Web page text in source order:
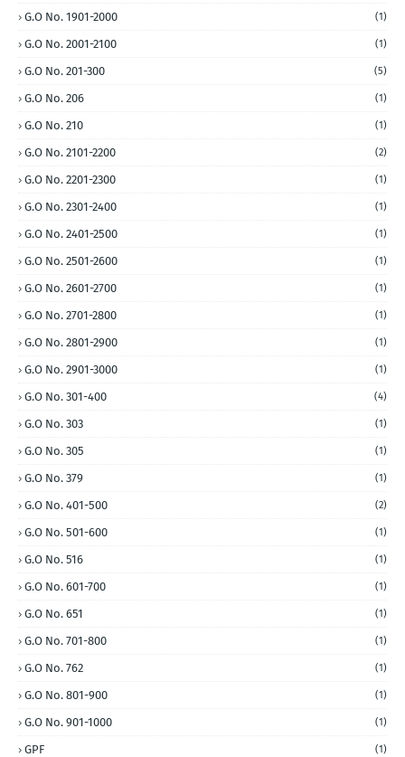
G.O No. 1901-2000 (1)
G.O No. 2001-2100 (1)
G.O No. 201-300 (5)
G.O No. 206 (1)
G.O No. 210 (1)
G.O No. 2101-2200 (2)
G.O No. 2201-2300 (1)
G.O No. 2301-2400 (1)
G.O No. 2401-2500 (1)
G.O No. 2501-2600 (1)
G.O No. 2601-2700 (1)
G.O No. 2701-2800 (1)
G.O No. 2801-2900 (1)
G.O No. 2901-3000 (1)
G.O No. 301-400 (4)
G.O No. 303 (1)
G.O No. 305 (1)
G.O No. 379 (1)
G.O No. 401-500 (2)
G.O No. 501-600 (1)
G.O No. 516 (1)
G.O No. 601-700 (1)
G.O No. 651 (1)
G.O No. 701-800 (1)
G.O No. 762 (1)
G.O No. 801-900 (1)
G.O No. 901-1000 (1)
GPF (1)